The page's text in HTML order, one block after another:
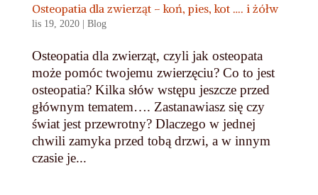
Osteopatia dla zwierząt – koń, pies, kot …. i żółw
lis 19, 2020| Blog
Osteopatia dla zwierząt, czyli jak osteopata
może pomóc twojemu zwierzęciu? Co to jest
osteopatia? Kilka słów wstępu jeszcze przed
głównym tematem…. Zastanawiasz się czy
świat jest przewrotny? Dlaczego w jednej
chwili zamyka przed tobą drzwi, a w innym
czasie je...